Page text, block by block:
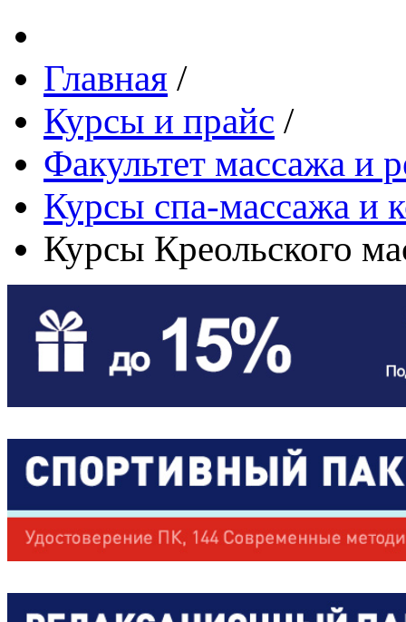
Главная /
Курсы и прайс /
Факультет массажа и
Курсы спа-массажа и
Курсы Креольского